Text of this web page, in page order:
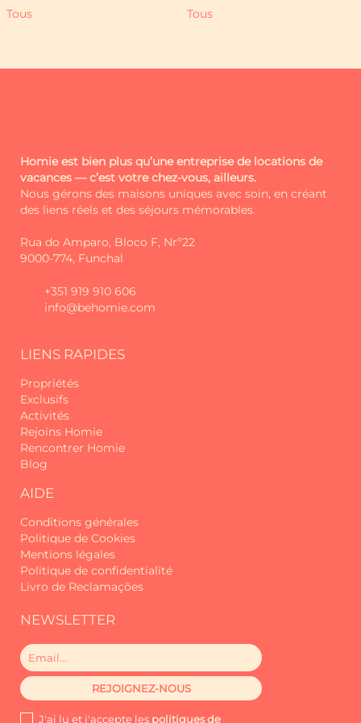
quelques pas de l'église mère et de
pas seulement un hébergement. C'est
un voyage au cœur de la Madère
profonde, où la tradition, la légende et
le confort s'unissent pour offrir une
Les hôtes sont responsables de la
ses équipements respectifs. Les
dommages, pertes ou utilisation
séjour pourraient être soumis à
l'application d'une taxe de dommages,
destinée à couvrir les frais de
réparation, de remplacement ou de
nettoyage extraordinaire.
Depuis 2017, nous accueillons des
expériences mémorables et un service
d'excellence. Nous avons commencé
en tant que Madeira Sun Travel, un
nom qui reflétait le soleil, le confort et
l'esprit accueillant qui nous a toujours
nous voulions aller plus loin : plus de
proximité, plus d'authenticité, plus de
connexion.
Tous Tous
Homie est bien plus qu’une entreprise de locations de
vacances — c’est votre chez-vous, ailleurs.
Nous gérons des maisons uniques avec soin, en créant
des liens réels et des séjours mémorables.
Rua do Amparo, Bloco F, Nrº22
9000-774, Funchal
+351 919 910 606
info@behomie.com
LIENS RAPIDES
Propriétés
Exclusifs
Activités
Rejoins Homie
Rencontrer Homie
Blog
AIDE
Conditions générales
Politique de Cookies
Mentions légales
Politique de confidentialité
Livro de Reclamações
NEWSLETTER
J'ai lu et j'accepte les politiques de